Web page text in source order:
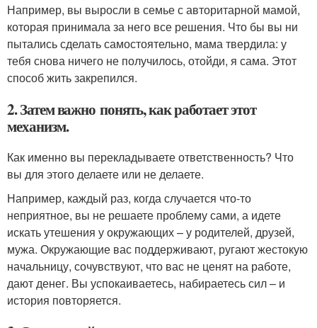
Например, вы выросли в семье с авторитарной мамой,
которая принимала за него все решения. Что бы вы ни
пытались сделать самостоятельно, мама твердила: у
тебя снова ничего не получилось, отойди, я сама. Этот
способ жить закрепился.
2. Затем важно понять, как работает этот
механизм.
Как именно вы перекладываете ответственность? Что
вы для этого делаете или не делаете.
Например, каждый раз, когда случается что-то
неприятное, вы не решаете проблему сами, а идете
искать утешения у окружающих – у родителей, друзей,
мужа. Окружающие вас поддерживают, ругают жестокую
начальницу, сочувствуют, что вас не ценят на работе,
дают денег. Вы успокаиваетесь, набираетесь сил – и
история повторяется.